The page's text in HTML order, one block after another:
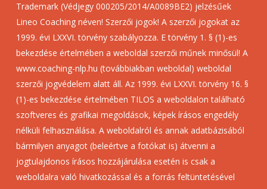
Trademark (Védjegy 000205/2014/A0089BE2) jelzésűek
Lineo Coaching néven! Szerzői jogok! A szerzői jogokat az
1999. évi LXXVI. törvény szabályozza. E törvény 1. § (1)-es
bekezdése értelmében a weboldal szerzői műnek minősül! A
www.coaching-nlp.hu (továbbiakban weboldal) weboldal
szerzői jogvédelem alatt áll. Az 1999. évi LXXVI. törvény 16. §
(1)-es bekezdése értelmében TILOS a weboldalon található
szoftveres és grafikai megoldások, képek írásos engedély
nélküli felhasználása. A weboldalról és annak adatbázisából
bármilyen anyagot (beleértve a fotókat is) átvenni a
jogtulajdonos írásos hozzájárulása esetén is csak a
weboldalra való hivatkozással és a forrás feltüntetésével